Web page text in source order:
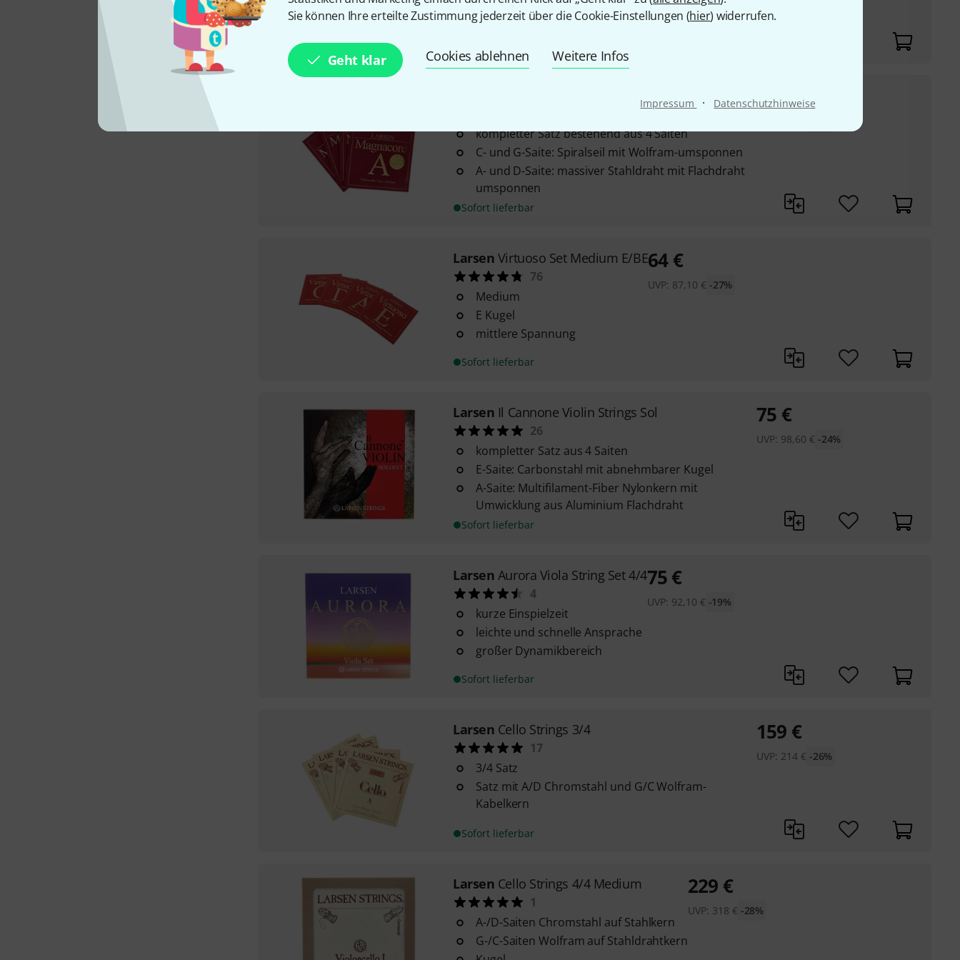
Sie können Ihre erteilte Zustimmung jederzeit über die Cookie-Einstellungen (hier) widerrufen.
Geht klar Cookies ablehnen Weitere Infos
Impressum · Datenschutzhinweise
alle Saiten mit Kugel
kompletter Satz bestehend aus 4 Saiten
C- und G-Saite: Spiralseil mit Wolfram-umsponnen
A- und D-Saite: massiver Stahldraht mit Flachdraht
umsponnen
Sofort lieferbar
295€
Larsen Virtuoso Set Medium E/BE
76
Medium
E Kugel
mittlere Spannung
Sofort lieferbar
64 €
UVP: 87,10 € -27%
Larsen Il Cannone Violin Strings Sol
26
kompletter Satz aus 4 Saiten
E-Saite: Carbonstahl mit abnehmbarer Kugel
A-Saite: Multifilament-Fiber Nylonkern mit
Umwicklung aus Aluminium Flachdraht
Sofort lieferbar
75 €
UVP: 98,60 € -24%
Larsen Aurora Viola String Set 4/4
4
kurze Einspielzeit
leichte und schnelle Ansprache
großer Dynamikbereich
Sofort lieferbar
75€
UVP: 92,10 € -19%
Larsen Cello Strings 3/4
17
3/4 Satz
Satz mit A/D Chromstahl und G/C Wolfram-
Kabelkern
Sofort lieferbar
159 €
UVP: 214 € -26%
Larsen Cello Strings 4/4 Medium
1
A-/D-Saiten Chromstahl auf Stahlkern
G-/C-Saiten Wolfram auf Stahldrahtkern
229 €
UVP: 318 € -28%